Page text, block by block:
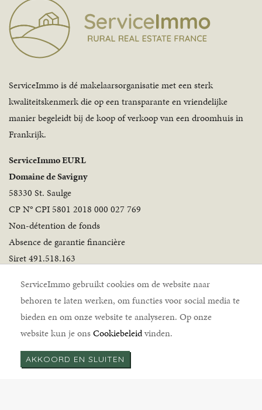
ServiceImmo gebruikt cookies om de website naar
behoren te laten werken, om functies voor social media te
bieden en om onze website te analyseren. Op onze
website kun je onsCookiebeleidvinden.
AKKOORD EN SLUITEN
ServiceImmo is dé makelaarsorganisatie met een sterk
kwaliteitskenmerk die op een transparante en vriendelijke
manier begeleidt bij de koop of verkoop van een droomhuis in
Frankrijk.
ServiceImmo EURL
Domaine de Savigny
58330 St. Saulge
CP N° CPI 5801 2018 000 027 769
Non-détention de fonds
Absence de garantie financière
Siret 491.518.163
Volg ons
ServiceImmo © 2026 |